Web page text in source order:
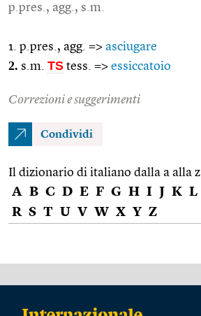
p.pres., agg., s.m.
1. p.pres., agg. => asciugare
2. s.m. TS tess. => essiccatoio
Correzioni e suggerimenti
Condividi
Il dizionario di italiano dalla a alla z
A B C D E F G H I J K L
R S T U V W X Y Z